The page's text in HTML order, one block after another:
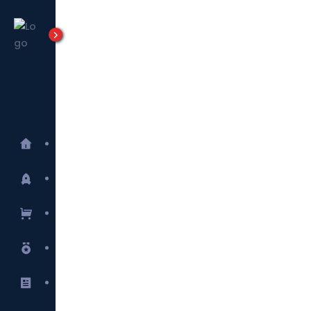
Tensortec
Lanzamientos
E-commerce
Marcas
Blog